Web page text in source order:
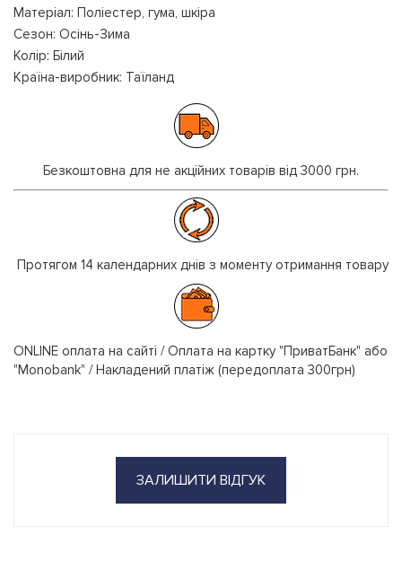
Матеріал: Поліестер, гума, шкіра
Сезон: Осінь-Зима
Колір: Білий
Країна-виробник: Таїланд
Безкоштовна для не акційних товарів від 3000 грн.
Протягом 14 календарних днів з моменту отримання товару
ONLINE оплата на сайті / Оплата на картку "ПриватБанк" або
"Monobank" / Накладений платіж (передоплата 300грн)
ЗАЛИШИТИ ВІДГУК